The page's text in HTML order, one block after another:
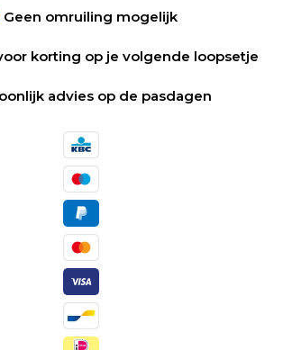
Geen omruiling mogelijk
korting op je volgende loopsetje
advies op de pasdagen